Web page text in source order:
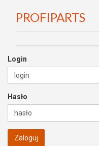
PROFIPARTS
Login
Hasło
Zaloguj